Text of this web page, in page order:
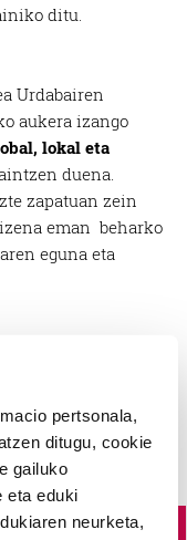
pertsonala,
ditugu, cookie
gailuko
eta eduki
neurketa,
ditu.
Urdabairen
aukera izango
lokal eta
duena.
zapatuan zein
eman beharko
eguna eta